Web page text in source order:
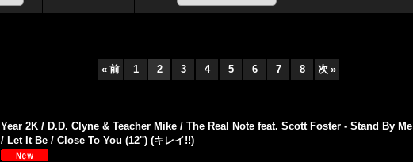
« 前 1 2 3 4 5 6 7 8 次 »
Year 2K / D.D. Clyne & Teacher Mike / The Real Note feat. Scott Foster - Stand By Me
/ Let It Be / Close To You (12'') (キレイ!!)